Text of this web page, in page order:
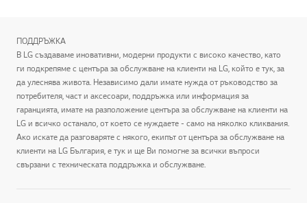
ПОДДРЪЖКА
В LG създаваме иновативни, модерни продукти с високо качество, като
ги подкрепяме с центъра за обслужване на клиенти на LG, който е тук, за
да улеснява живота. Независимо дали имате нужда от ръководство за
потребителя, част и аксесоари, поддръжка или информация за
гаранцията, имате на разположение центъра за обслужване на клиенти на
LG и всичко останало, от което се нуждаете - само на няколко кликвания.
Ако искате да разговаряте с някого, екипът от центъра за обслужване на
клиенти на LG България, е тук и ще Ви помогне за всички въпроси
свързани с техническата поддръжка и обслужване.